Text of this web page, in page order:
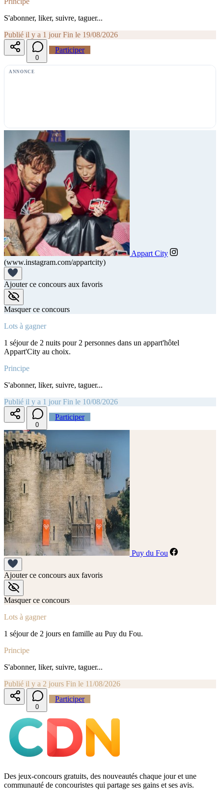
S'abonner, liker, suivre, taguer...
Publié il y a 1 jour Fin le 19/08/2026
0
Participer
ANNONCE
Appart City
(www.instagram.com/appartcity)
Ajouter ce concours aux favoris
Masquer ce concours
Lots à gagner
1 séjour de 2 nuits pour 2 personnes dans un appart'hôtel
Appart'City au choix.
Principe
S'abonner, liker, suivre, taguer...
Publié il y a 1 jour Fin le 10/08/2026
0
Participer
Puy du Fou
Ajouter ce concours aux favoris
Masquer ce concours
Lots à gagner
1 séjour de 2 jours en famille au Puy du Fou.
Principe
S'abonner, liker, suivre, taguer...
Publié il y a 2 jours Fin le 11/08/2026
0
Participer
Des jeux-concours gratuits, des nouveautés chaque jour et une
communauté de concouristes qui partage ses gains et ses avis.